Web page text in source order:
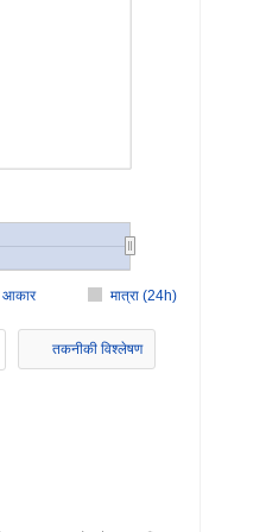
आकार मात्रा (24h)
तकनीकी विश्लेषण